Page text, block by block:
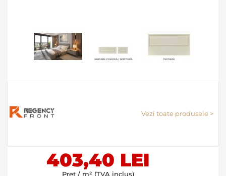
the
beginning
images
Vezi toate produsele >
403,40 LEI
Pret / m² (TVA inclus)